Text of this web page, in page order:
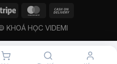
HỌC VIDEMI